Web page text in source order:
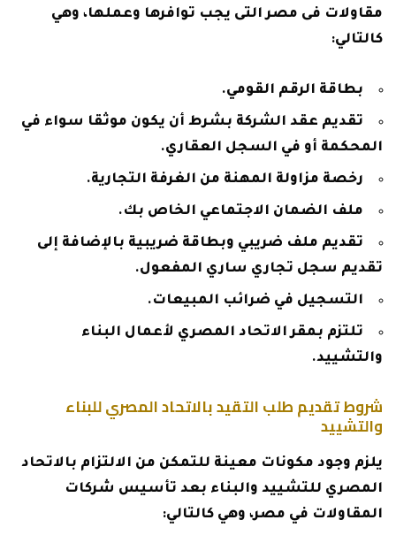
مقاولات فى مصر التى يجب توافرها وعملها، وهي
كالتالي:
بطاقة الرقم القومي.
تقديم عقد الشركة بشرط أن يكون موثقا سواء في
المحكمة أو في السجل العقاري.
رخصة مزاولة المهنة من الغرفة التجارية.
ملف الضمان الاجتماعي الخاص بك.
تقديم ملف ضريبي وبطاقة ضريبية بالإضافة إلى
تقديم سجل تجاري ساري المفعول.
التسجيل في ضرائب المبيعات.
تلتزم بمقر الاتحاد المصري لأعمال البناء
والتشييد.
شروط تقديم طلب التقيد بالاتحاد المصري للبناء
والتشييد
يلزم وجود مكونات معينة للتمكن من الالتزام بالاتحاد
المصري للتشييد والبناء بعد تأسيس شركات
المقاولات في مصر، وهي كالتالي: